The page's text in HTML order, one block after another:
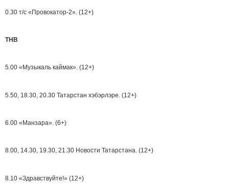
0.30 т/с «Провокатор-2». (12+)
ТНВ
5.00 «Музыкаль каймак». (12+)
5.50, 18.30, 20.30 Татарстан хэбэрлэре. (12+)
6.00 «Манзара». (6+)
8.00, 14.30, 19.30, 21.30 Новости Татарстана. (12+)
8.10 «Здравствуйте!» (12+)